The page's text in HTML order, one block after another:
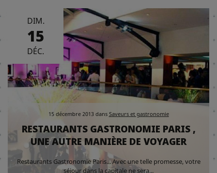
DIM.
15
DÉC.
15 décembre 2013 dans Saveurs et gastronomie
RESTAURANTS GASTRONOMIE PARIS ,
UNE AUTRE MANIÈRE DE VOYAGER
Restaurants Gastronomie Paris... Avec une telle promesse, votre
séjour dans la capitale ne sera...